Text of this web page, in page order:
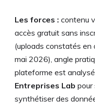
Les forces : contenu
accès gratuit sans
(uploads constatés
mai 2026), angle
plateforme est
Entreprises Lab pour
synthétiser des